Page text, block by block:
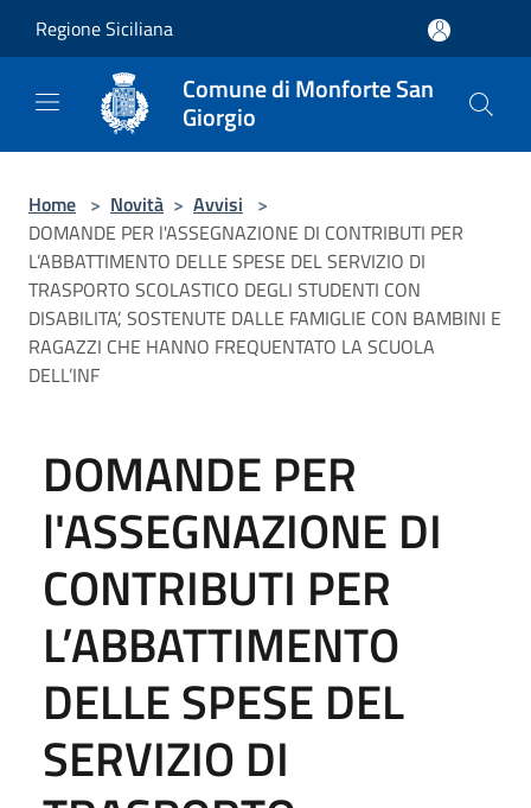
Regione Siciliana
Comune di Monforte San
Giorgio
Home > Novità > Avvisi >
DOMANDE PER l'ASSEGNAZIONE DI CONTRIBUTI PER
L’ABBATTIMENTO DELLE SPESE DEL SERVIZIO DI
TRASPORTO SCOLASTICO DEGLI STUDENTI CON
DISABILITA’, SOSTENUTE DALLE FAMIGLIE CON BAMBINI E
RAGAZZI CHE HANNO FREQUENTATO LA SCUOLA
DELL’INF
DOMANDE PER
l'ASSEGNAZIONE DI
CONTRIBUTI PER
L’ABBATTIMENTO
DELLE SPESE DEL
SERVIZIO DI